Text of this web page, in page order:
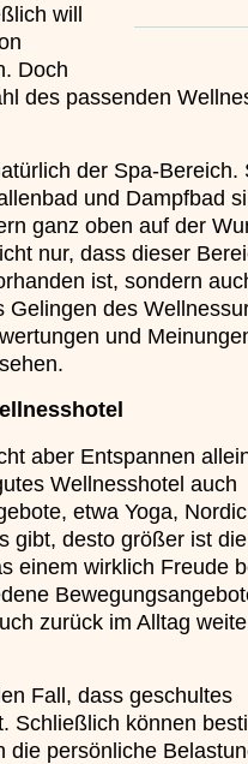
will
Doch
des passenden
der Spa-Bereich.
und Dampfbad
ganz oben auf der
nur, dass dieser
ist, sondern
des
und
aber Entspannen
Wellnesshotel auch
etwa Yoga,
gibt, desto größer ist
einem wirklich Freude
zurück im Alltag
Fall, dass geschultes
Schließlich können
die persönliche
»»»